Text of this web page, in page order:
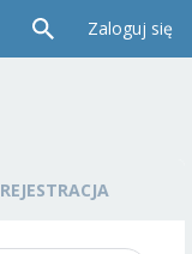
Zaloguj się
REJESTRACJA